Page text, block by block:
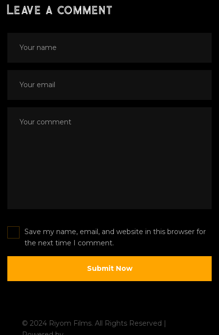
Leave a comment
Save my name, email, and website in this browser for
the next time I comment.
© 2024 Riyom Films. All Rights Reserved |